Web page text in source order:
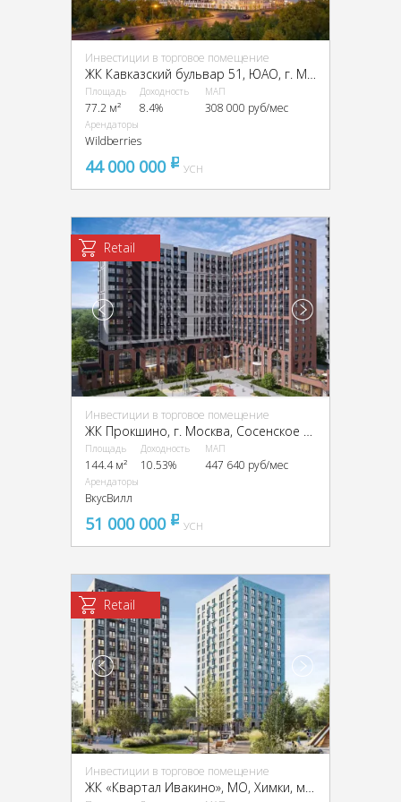
Инвестиции в торговое помещение
ЖК Кавказский бульвар 51, ЮАО, г. Москва, ЖК «Кавказский бульвар 51» к 1.6
Площадь
77.2 м²
Доходность
8.4%
МАП
308 000 руб/мес
Арендаторы
Wildberries
44 000 000 pуб
УСН
Retail
Инвестиции в торговое помещение
Площадь
144.4 м²
Доходность
10.53%
МАП
447 640 руб/мес
Арендаторы
ВкусВилл
51 000 000 pуб
УСН
Retail
Инвестиции в торговое помещение
ЖК «Квартал Ивакино», МО, Химки, мкр. Клязьма-Старбеево, Ивакино квартал, к2